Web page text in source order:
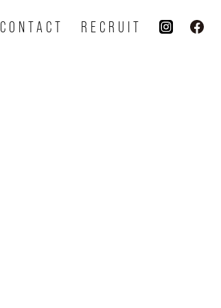
CONTACT RECRUIT